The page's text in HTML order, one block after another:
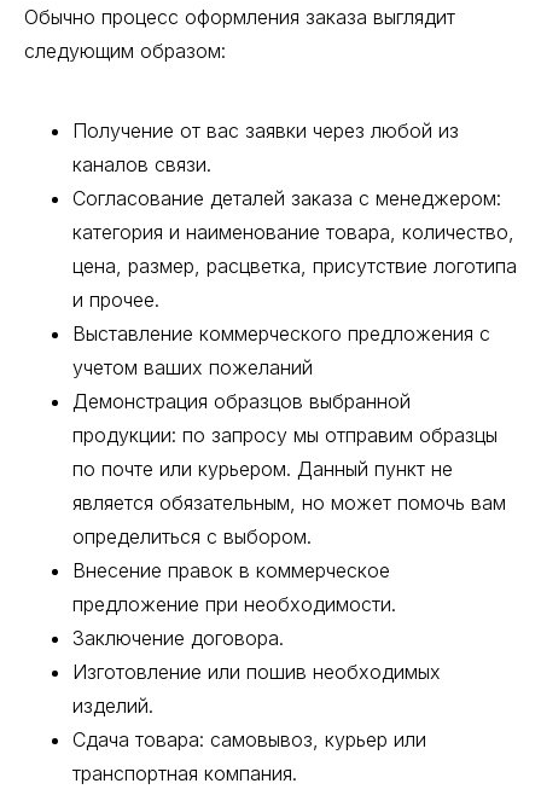
Обычно процесс оформления заказа выглядит
следующим образом:
Получение от вас заявки через любой из
каналов связи.
Согласование деталей заказа с менеджером:
категория и наименование товара, количество,
цена, размер, расцветка, присутствие логотипа
и прочее.
Выставление коммерческого предложения с
учетом ваших пожеланий
Демонстрация образцов выбранной
продукции: по запросу мы отправим образцы
по почте или курьером. Данный пункт не
является обязательным, но может помочь вам
определиться с выбором.
Внесение правок в коммерческое
предложение при необходимости.
Заключение договора.
Изготовление или пошив необходимых
изделий.
Сдача товара: самовывоз, курьер или
транспортная компания.